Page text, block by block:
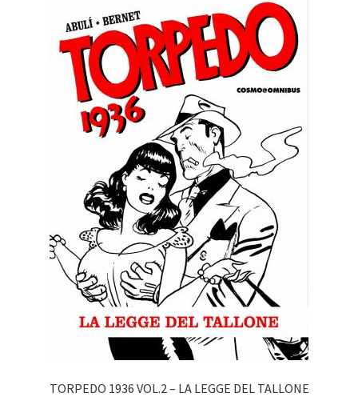
TORPEDO 1936 VOL.2 – LA LEGGE DEL TALLONE